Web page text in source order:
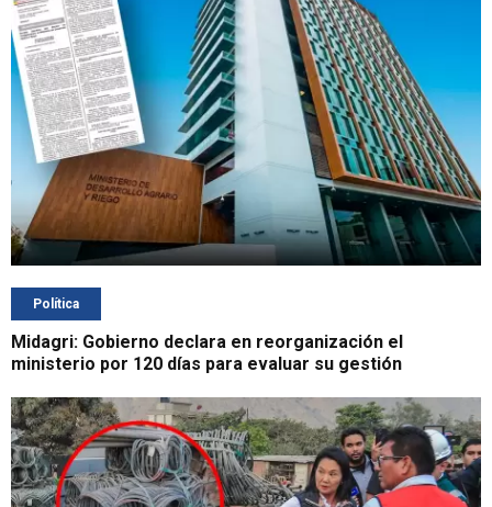
Política
Midagri: Gobierno declara en reorganización el
ministerio por 120 días para evaluar su gestión